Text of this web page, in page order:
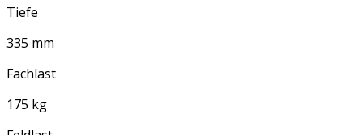
Tiefe
335 mm
Fachlast
175 kg